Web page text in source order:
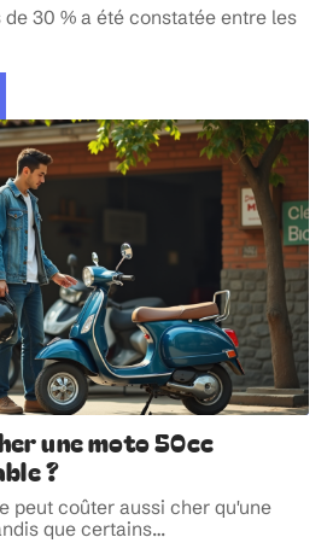
30 % a été constatée entre les
une moto 50cc
?
peut coûter aussi cher qu'une
que certains…